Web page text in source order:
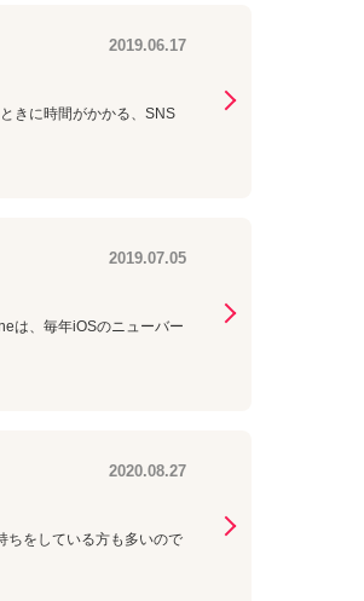
2019.06.17
きに時間がかかる、SNS
2019.07.05
は、毎年iOSのニューバー
2020.08.27
ちをしている方も多いので